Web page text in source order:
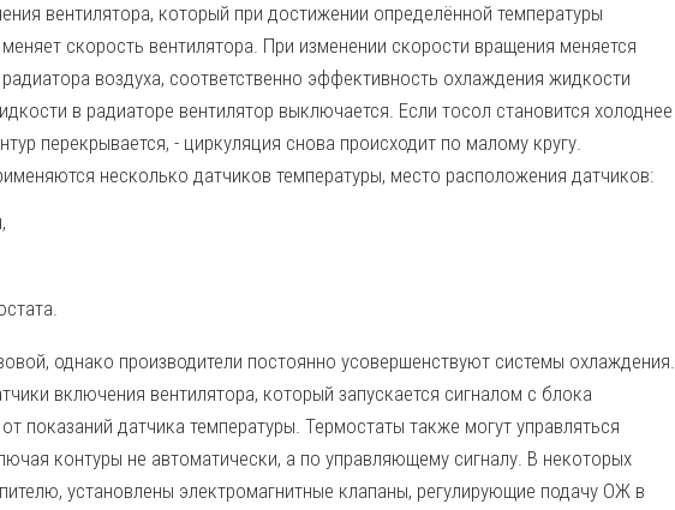
вентилятора, который при достижении определённой температуры
скорость вентилятора. При изменении скорости вращения меняется
воздуха, соответственно эффективность охлаждения жидкости
в радиаторе вентилятор выключается. Если тосол становится холоднее
перекрывается, - циркуляция снова происходит по малому кругу.
несколько датчиков температуры, место расположения датчиков:
однако производители постоянно усовершенствуют системы охлаждения.
включения вентилятора, который запускается сигналом с блока
показаний датчика температуры. Термостаты также могут управляться
контуры не автоматически, а по управляющему сигналу. В некоторых
установлены электромагнитные клапаны, регулирующие подачу ОЖ в